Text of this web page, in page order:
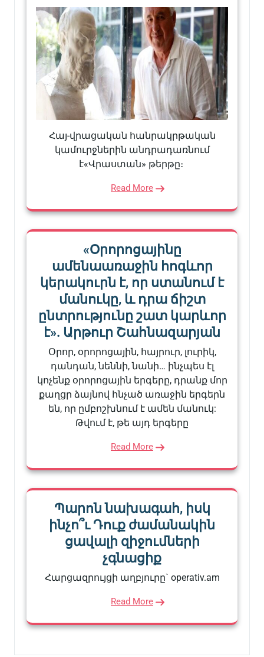
Հայ-վրացական հանրակրթական
կամուրջներին անդրադառնում
է«Վրաստան» թերթը։
Read More
«Օրորոցայինը
ամենաառաջին հոգևոր
կերակուրն է, որ ստանում է
մանուկը, և դրա ճիշտ
ընտրությունը շատ կարևոր
է». Արթուր Շահնազարյան
Օրոր, օրորոցային, հայրուր, լուրիկ,
դանդան, նեննի, նանի… ինչպես էլ
կոչենք օրորոցային երգերը, դրանք մոր
քաղցր ձայնով հնչած առաջին երգերն
են, որ ըմբոշխնում է ամեն մանուկ:
Թվում է, թե այդ երգերը
Read More
Պարոն նախագահ, իսկ
ինչո՞ւ Դուք ժամանակին
ցավալի զիջումների
չգնացիք
Հարցազրույցի աղբյուրը` operativ.am
Read More